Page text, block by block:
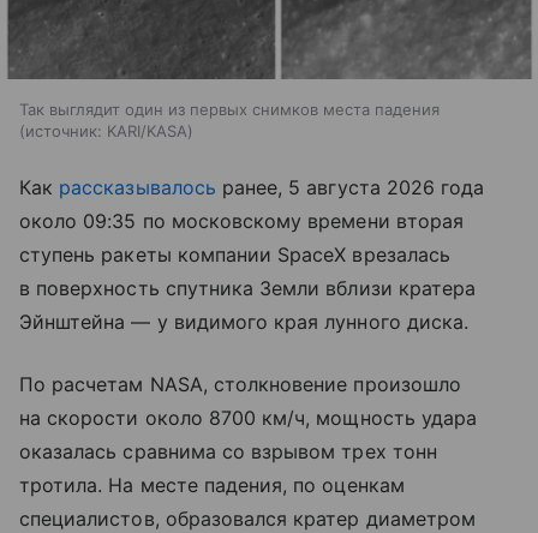
Так выглядит один из первых снимков места падения
источник: KARI/KASA
Как рассказывалось ранее, 5 августа 2026 года
около 09:35 по московскому времени вторая
ступень ракеты компании SpaceX врезалась
в поверхность спутника Земли вблизи кратера
Эйнштейна — у видимого края лунного диска.
По расчетам NASA, столкновение произошло
на скорости около 8700 км/ч, мощность удара
оказалась сравнима со взрывом трех тонн
тротила. На месте падения, по оценкам
специалистов, образовался кратер диаметром